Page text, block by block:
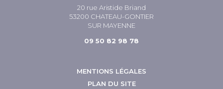
20 rue Aristide Briand
53200 CHATEAU-GONTIER
SUR MAYENNE
09 50 82 98 78
MENTIONS LÉGALES
PLAN DU SITE